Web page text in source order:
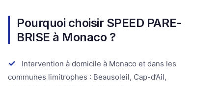
Pourquoi choisir SPEED PARE-
BRISE à Monaco ?
✓
Intervention à domicile à Monaco et dans les
communes limitrophes : Beausoleil, Cap-d’Ail,